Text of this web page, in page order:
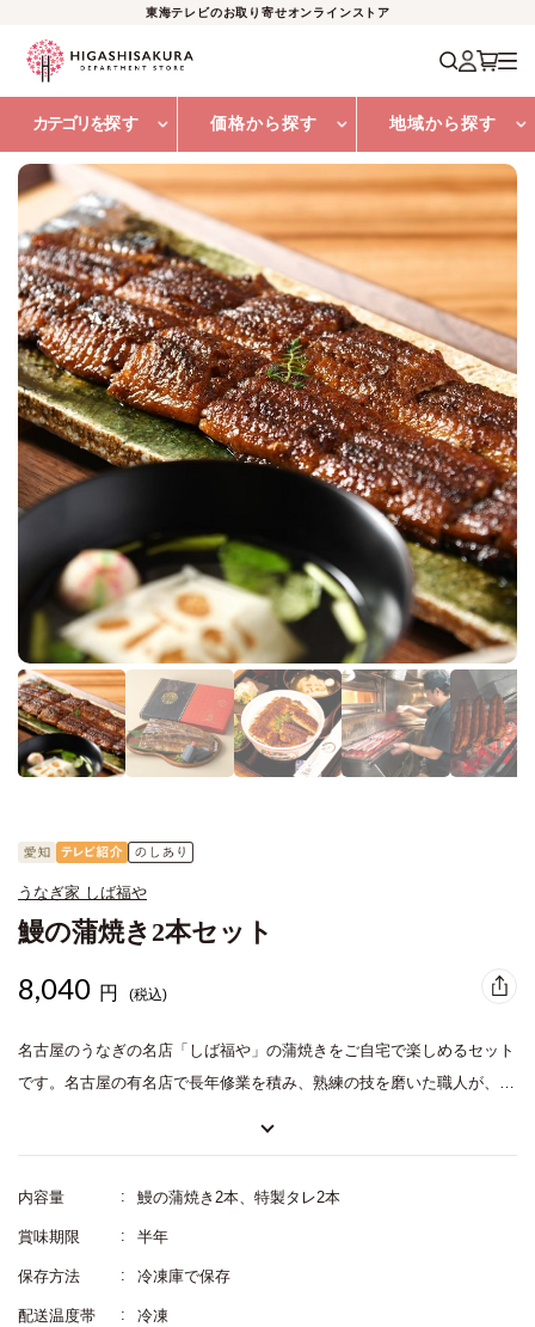
東海テレビのお取り寄せオンラインストア
カテゴリを探す 価格から探す 地域から探す
うなぎ家 しば福や
鰻の蒲焼き2本セット
8,040 円 (税込)
名古屋のうなぎの名店「しば福や」の蒲焼きをご自宅で楽しめるセット
です。名古屋の有名店で長年修業を積み、熟練の技を磨いた職人が、一
味わいでうなぎのうまみを引き立たせています。2019年にミシュランの
ビブグルマンにも掲載された名古屋の名店の味をご家庭で味わえます。
内容量 鰻の蒲焼き2本、特製タレ2本
賞味期限 半年
保存方法 冷凍庫で保存
配送温度帯 冷凍